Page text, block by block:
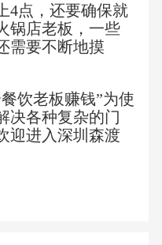
4点，还要确保就
锅店老板，一些
需要不断地摸
饮老板赚钱”为使
决各种复杂的门
迎进入深圳森渡